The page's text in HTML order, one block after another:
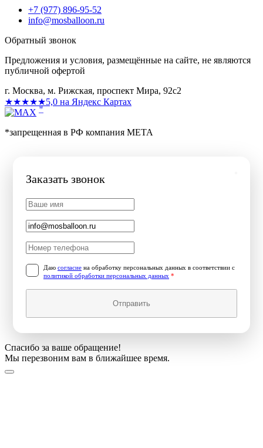
+7 (977) 896-95-52
info@mosballoon.ru
Обратный звонок
Предложения и условия, размещённые на сайте, не являются
публичной офертой
г. Москва, м. Рижская, проспект Мира, 92с2
★★★★★5,0 на Яндекс Картах
*
*запрещенная в РФ компания МЕТА
Заказать звонок
Даю согласие на обработку персональных данных в соответствии с
политикой обработки персональных данных *
Отправить
Спасибо за ваше обращение!
Мы перезвоним вам в ближайшее время.